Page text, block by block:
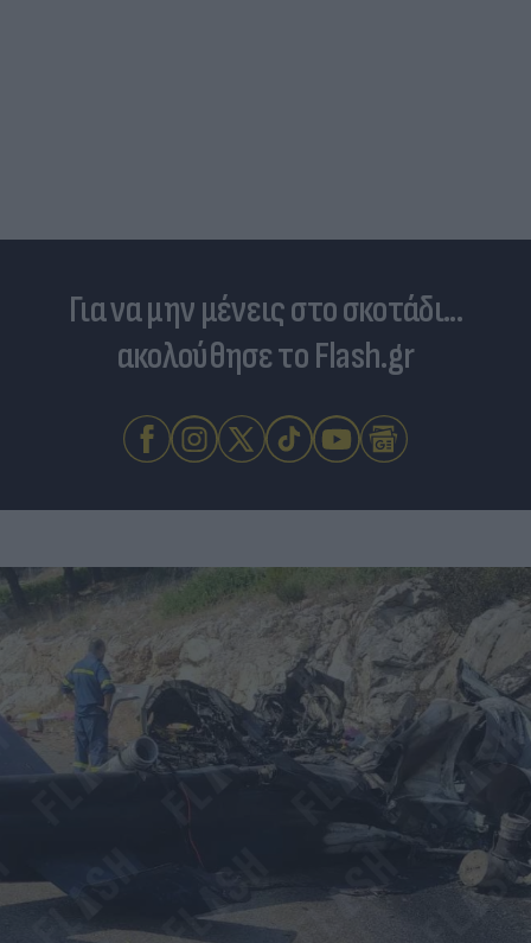
Για να μην μένεις στο σκοτάδι...
ακολούθησε το Flash.gr